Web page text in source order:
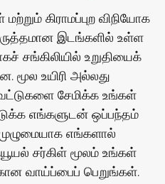
கிராமப்புற விநியோக
இடங்களில் உள்ள
சங்கிலியில் உறுதியைக்
மூல உயிரி அல்லது
சேமிக்க உங்கள்
எங்களுடன் ஒப்பந்தம்
எங்களால்
சர்கிள் மூலம் உங்கள்
வாய்ப்பைப் பெறுங்கள்.